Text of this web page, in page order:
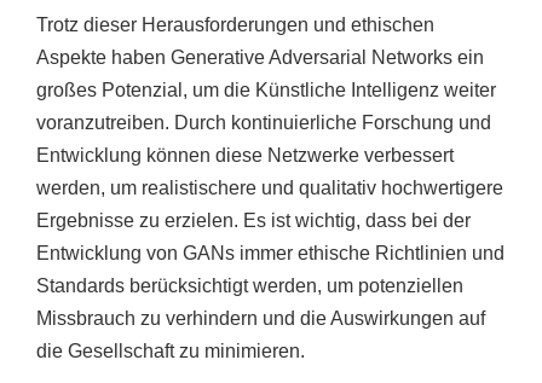
Trotz dieser Herausforderungen und ethischen
Aspekte haben Generative Adversarial Networks ein
großes Potenzial, um die Künstliche Intelligenz weiter
voranzutreiben. Durch kontinuierliche Forschung und
Entwicklung können diese Netzwerke verbessert
werden, um realistischere und qualitativ hochwertigere
Ergebnisse zu erzielen. Es ist wichtig, dass bei der
Entwicklung von GANs immer ethische Richtlinien und
Standards berücksichtigt werden, um potenziellen
Missbrauch zu verhindern und die Auswirkungen auf
die Gesellschaft zu minimieren.